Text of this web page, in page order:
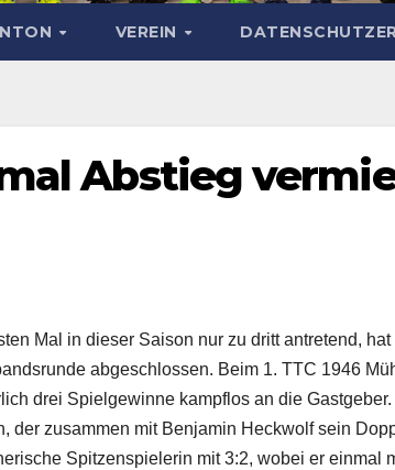
VEREIN
Abstieg
Mal in dieser Saison nur zu dritt antretend, hat
abgeschlossen. Beim 1. TTC 1946
drei Spielgewinne kampflos an die
der zusammen mit Benjamin Heckwolf sein
Spitzenspielerin mit 3:2, wobei er einmal